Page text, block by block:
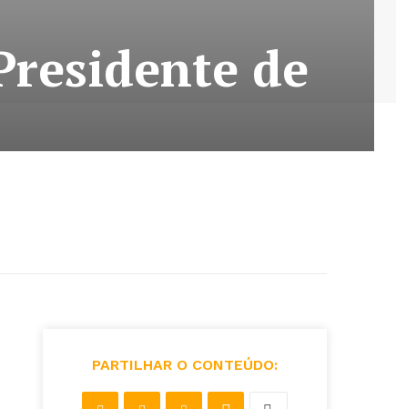
de
PARTILHAR O CONTEÚDO: